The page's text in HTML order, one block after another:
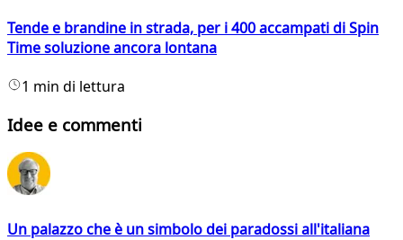
Tende e brandine in strada, per i 400 accampati di Spin
Time soluzione ancora lontana
1 min di lettura
Idee e commenti
Un palazzo che è un simbolo dei paradossi all'italiana